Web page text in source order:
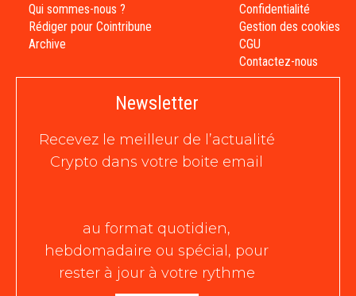
Qui sommes-nous ?
Rédiger pour Cointribune
Archive
Confidentialité
Gestion des cookies
CGU
Contactez-nous
Newsletter
Recevez le meilleur de l’actualité
Crypto dans votre boite email
au format quotidien,
hebdomadaire ou spécial, pour
rester à jour à votre rythme